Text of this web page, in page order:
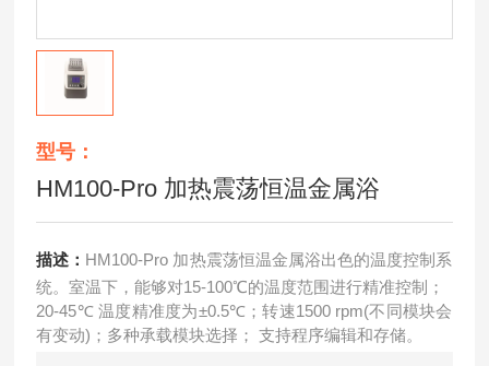
型号：
HM100-Pro 加热震荡恒温金属浴
描述： HM100-Pro 加热震荡恒温金属浴出色的温度控制系
统。室温下，能够对15-100℃的温度范围进行精准控制；
20-45℃ 温度精准度为±0.5℃；转速1500 rpm(不同模块会
有变动)；多种承载模块选择； 支持程序编辑和存储。